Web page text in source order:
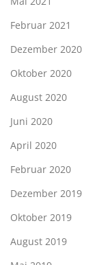
Februar 2021
Dezember 2020
Oktober 2020
August 2020
Juni 2020
April 2020
Februar 2020
Dezember 2019
Oktober 2019
August 2019